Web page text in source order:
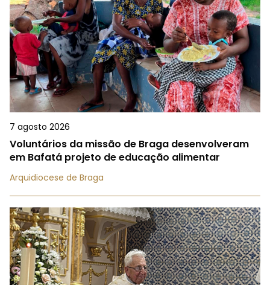
7 agosto 2026
Voluntários da missão de Braga desenvolveram
em Bafatá projeto de educação alimentar
Arquidiocese de Braga